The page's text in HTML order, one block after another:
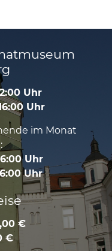
Uhr
Uhr
im Monat
Uhr
Uhr
€
€